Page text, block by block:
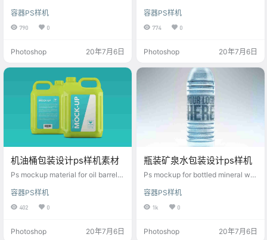
容器PS样机
790 0
Photoshop 20年7月6日
容器PS样机
774 0
Photoshop 20年7月6日
机油桶包装设计ps样机素材
Ps mockup material for oil barrel p
容器PS样机
402 0
Photoshop 20年7月6日
瓶装矿泉水包装设计ps样机
Ps mockup for bottled mineral wat
容器PS样机
1k 0
Photoshop 20年7月6日